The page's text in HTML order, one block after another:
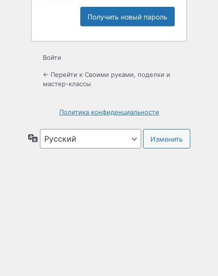
Войти
← Перейти к Своими руками, поделки и
мастер-классы
Политика конфиденциальности
Язык